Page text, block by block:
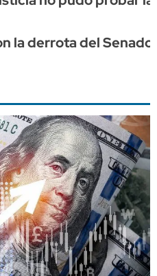
la derrota del